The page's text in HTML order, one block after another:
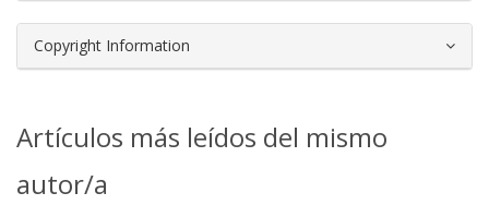
Copyright Information
Artículos más leídos del mismo
autor/a